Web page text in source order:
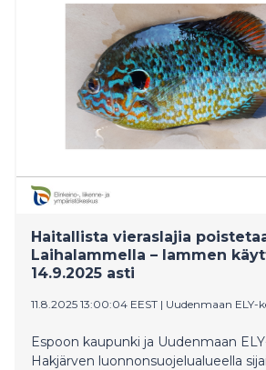
Haitallista vieraslajia
Laihalammella – lammen
14.9.2025 asti
11.8.2025 13:00:04 EEST | Uudenmaan ELY-
Espoon kaupunki ja Uudenmaan
Hakjärven luonnonsuojelualueella